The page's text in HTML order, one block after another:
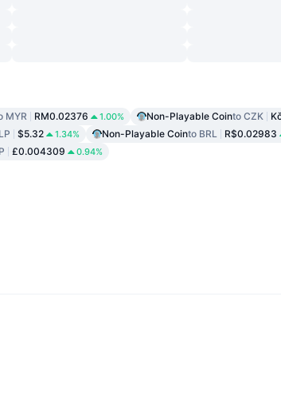
MYR RM0.02376 1.00% Non-Playable Cointo CZK
$5.32 1.34% Non-Playable Cointo BRL R$0.02983
£0.004309 0.94%